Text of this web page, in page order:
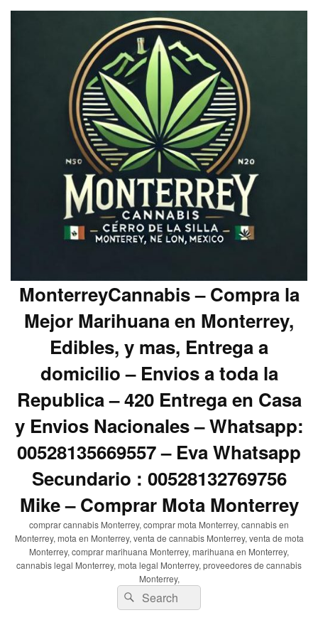
MonterreyCannabis – Compra la
Mejor Marihuana en Monterrey,
Edibles, y mas, Entrega a
domicilio – Envios a toda la
Republica – 420 Entrega en Casa
y Envios Nacionales – Whatsapp:
00528135669557 – Eva Whatsapp
Secundario : 00528132769756
Mike – Comprar Mota Monterrey
comprar cannabis Monterrey, comprar mota Monterrey, cannabis en
Monterrey, mota en Monterrey, venta de cannabis Monterrey, venta de mota
Monterrey, comprar marihuana Monterrey, marihuana en Monterrey,
cannabis legal Monterrey, mota legal Monterrey, proveedores de cannabis
Monterrey,
Search
for:
Search